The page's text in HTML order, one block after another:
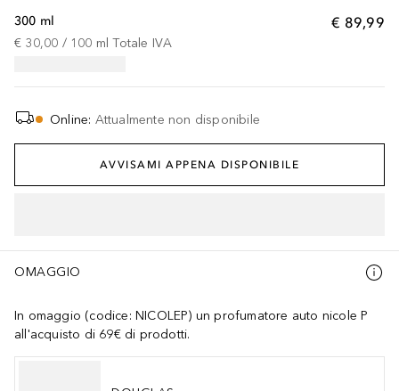
€ 89,99
300 ml
€ 30,00 / 100 ml Totale IVA
Online: Attualmente non disponibile
AVVISAMI APPENA DISPONIBILE
OMAGGIO
In omaggio (codice: NICOLEP) un profumatore auto nicole P
all'acquisto di 69€ di prodotti.